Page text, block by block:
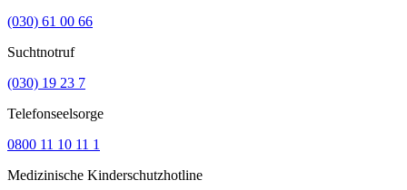
(030) 61 00 66
Suchtnotruf
(030) 19 23 7
Telefonseelsorge
0800 11 10 11 1
Medizinische Kinderschutzhotline